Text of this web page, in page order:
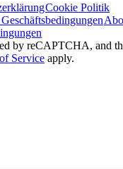
Cookie Politik
by reCAPTCHA, and
Service apply.